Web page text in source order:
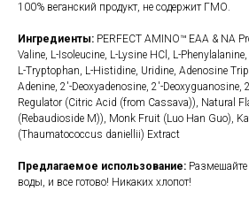
100% веганский продукт, не содержит ГМО.
Ингредиенты: PERFECT AMINO™ EAA & NA
Valine, L-Isoleucine, L-Lysine HCl, L-
L-Tryptophan, L-Histidine, Uridine, Adenosine
Adenine, 2'-Deoxyadenosine, 2'-Deoxyguanosine,
Regulator (Citric Acid (from Cassava)), Natural
(Rebaudioside M)), Monk Fruit (Luo Han Guo),
(Thaumatococcus daniellii) Extract
Предлагаемое использование: Размешайте
воды, и все готово! Никаких хлопот!